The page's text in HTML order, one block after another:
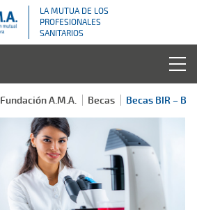
LA MUTUA DE LOS
PROFESIONALES
SANITARIOS
Fundación A.M.A. Becas Becas BIR –